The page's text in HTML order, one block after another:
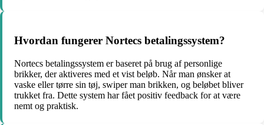
Hvordan fungerer Nortecs betalingssystem?
Nortecs betalingssystem er baseret på brug af personlige
brikker, der aktiveres med et vist beløb. Når man ønsker at
vaske eller tørre sin tøj, swiper man brikken, og beløbet bliver
trukket fra. Dette system har fået positiv feedback for at være
nemt og praktisk.